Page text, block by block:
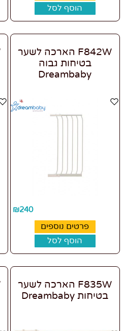
הוסף לסל
F842W הארכה לשער
בטיחות גבוה
Dreambaby
₪240
פרטים נוספים
הוסף לסל
F835W הארכה לשער
בטיחות Dreambaby